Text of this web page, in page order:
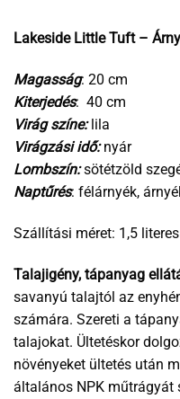
Lakeside Little Tuft –
Magasság: 20 cm
Kiterjedés: 40 cm
Virág színe:lila
Virágzási idő:nyár
Lombszín:sötétzöld
Naptűrés: félárnyék,
Szállítási méret: 1,5
Talajigény, tápanyag
savanyú talajtól az
számára. Szereti a
talajokat. Ültetéskor
növényeket ültetés után
általános NPK műtrágyát